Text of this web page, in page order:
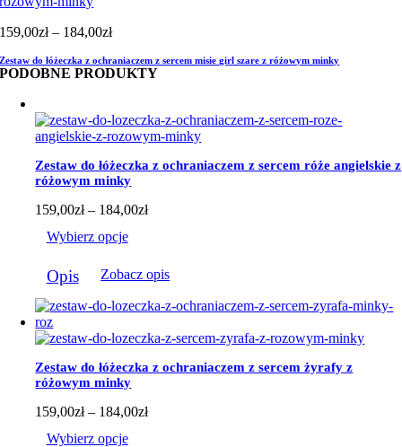
159,00zł – 184,00złZakres
od
159,00zł
184,00zł
Zestaw do łóżeczka z ochraniaczem z sercem misie girl szare z różowym minky
PODOBNE PRODUKTY
Zestaw do łóżeczka z ochraniaczem z sercem róże angielskie z
różowym minky
159,00zł – 184,00złZakres
do
Wybierz opcje
produkt
ma
wiele
wariantów.
Opcje
można
wybrać
na
stronie
Opis Zobacz opis
Zestaw do łóżeczka z ochraniaczem z sercem żyrafy z
różowym minky
159,00zł – 184,00złZakres
Wybierz opcje